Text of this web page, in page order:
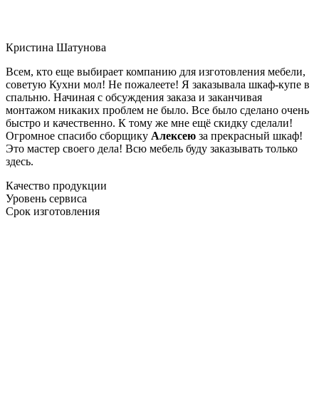
Кристина Шатунова
Всем, кто еще выбирает компанию для изготовления мебели,
советую Кухни мол! Не пожалеете! Я заказывала шкаф-купе в
спальню. Начиная с обсуждения заказа и заканчивая
монтажом никаких проблем не было. Все было сделано очень
быстро и качественно. К тому же мне ещё скидку сделали!
Огромное спасибо сборщику Алексею за прекрасный шкаф!
Это мастер своего дела! Всю мебель буду заказывать только
здесь.
Качество продукции
Уровень сервиса
Срок изготовления